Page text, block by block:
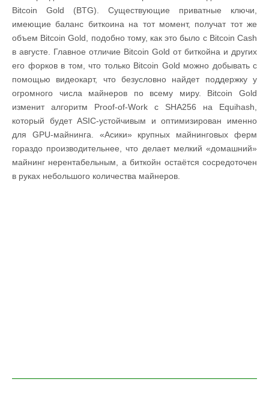
Bitcoin Gold (BTG). Существующие приватные ключи,
имеющие баланс биткоина на тот момент, получат тот же
объем Bitcoin Gold, подобно тому, как это было с Bitcoin Cash
в августе. Главное отличие Bitcoin Gold от биткойна и других
его форков в том, что только Bitcoin Gold можно добывать с
помощью видеокарт, что безусловно найдет поддержку у
огромного числа майнеров по всему миру. Bitcoin Gold
изменит алгоритм Proof-of-Work с SHA256 на Equihash,
который будет ASIC-устойчивым и оптимизирован именно
для GPU-майнинга. «Асики» крупных майнинговых ферм
гораздо производительнее, что делает мелкий «домашний»
майнинг нерентабельным, а биткойн остаётся сосредоточен
в руках небольшого количества майнеров.